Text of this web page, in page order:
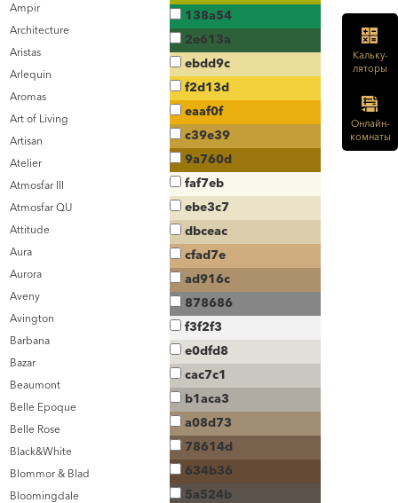
Ampir
Architecture
Aristas
Arlequin
Aromas
Art of Living
Artisan
Atelier
Atmosfar III
Atmosfar QU
Attitude
Aura
Aurora
Aveny
Avington
Barbana
Bazar
Beaumont
Belle Epoque
Belle Rose
Black&White
Blommor & Blad
Bloomingdale
138a54
2e613a
ebdd9c
f2d13d
eaaf0f
c39e39
9a760d
faf7eb
ebe3c7
dbceac
cfad7e
ad916c
878686
f3f2f3
e0dfd8
cac7c1
b1aca3
a08d73
78614d
634b36
5a524b
Кальку-
ляторы
Онлайн-
комнаты